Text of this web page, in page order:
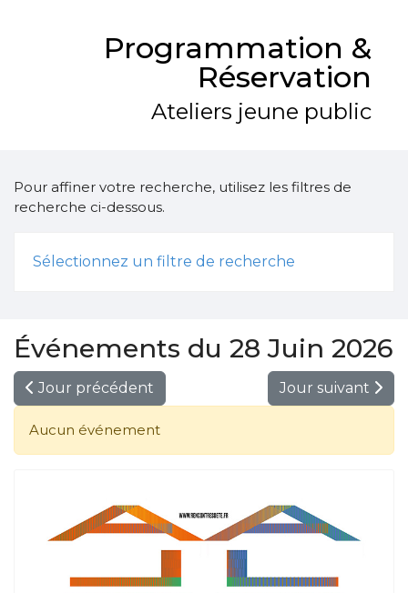
Programmation &
Réservation
Ateliers jeune public
Pour affiner votre recherche, utilisez les filtres de
recherche ci-dessous.
Sélectionnez un filtre de recherche
Événements du 28 Juin 2026
Jour précédent Jour suivant
Aucun événement